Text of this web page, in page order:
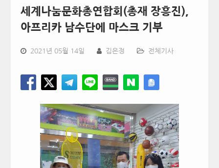
세계나눔문화총연합회(총재 장흥진),
아프리카 남수단에 마스크 기부
2021년 05월 14일 김은정 전체기사